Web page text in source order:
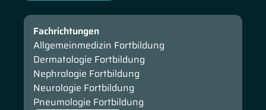
Fachrichtungen
Allgemeinmedizin Fortbildung
Dermatologie Fortbildung
Nephrologie Fortbildung
Neurologie Fortbildung
Pneumologie Fortbildung